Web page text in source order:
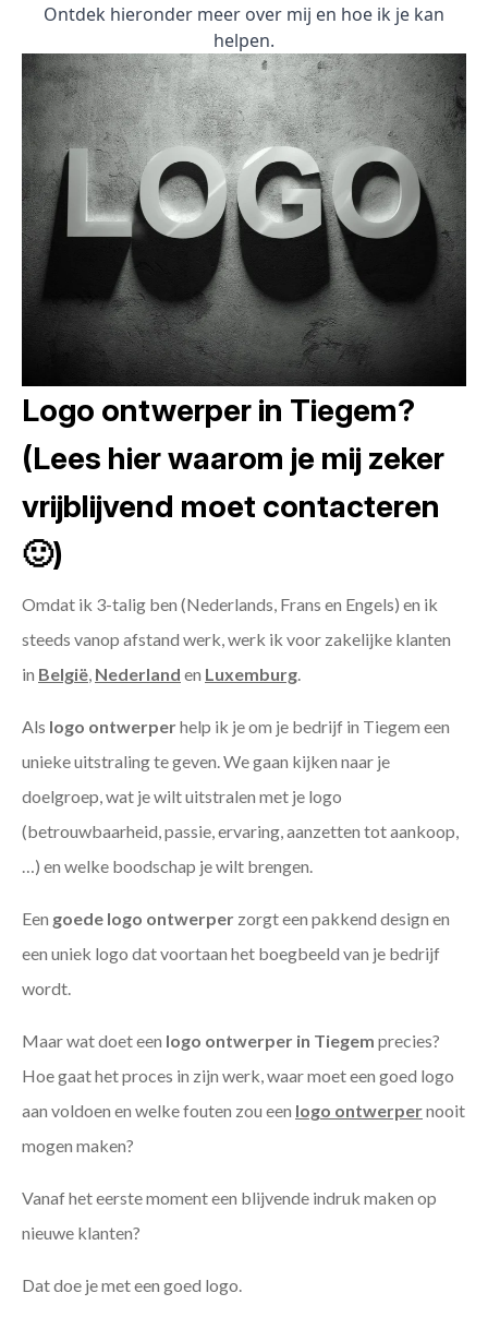
Ontdek hieronder meer over mij en hoe ik je kan
helpen.
Logo ontwerper in Tiegem?
(Lees hier waarom je mij zeker
vrijblijvend moet contacteren
🙂)
Omdat ik 3-talig ben (Nederlands, Frans en Engels) en ik
steeds vanop afstand werk, werk ik voor zakelijke klanten
in België, Nederland en Luxemburg.
Als logo ontwerperhelp ik je om je bedrijf in Tiegem een
unieke uitstraling te geven. We gaan kijken naar je
doelgroep, wat je wilt uitstralen met je logo
(betrouwbaarheid, passie, ervaring, aanzetten tot aankoop,
…) en welke boodschap je wilt brengen.
Een goede logo ontwerper zorgt een pakkend design en
een uniek logo dat voortaan het boegbeeld van je bedrijf
wordt.
Maar wat doet een logo ontwerper in Tiegem precies?
Hoe gaat het proces in zijn werk, waar moet een goed logo
aan voldoen en welke fouten zou een logo ontwerpernooit
mogen maken?
Vanaf het eerste moment een blijvende indruk maken op
nieuwe klanten?
Dat doe je met een goed logo.